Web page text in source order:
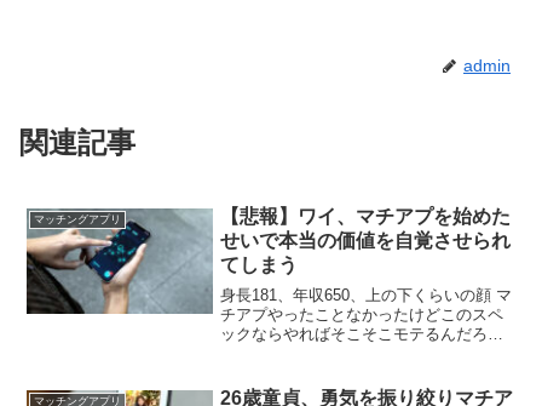
admin
関連記事
マッチングアプリ
【悲報】ワイ、マチアプを始めた
せいで本当の価値を自覚させられ
てしまう
身長181、年収650、上の下くらいの顔 マ
チアプやったことなかったけどこのスペ
ックならやればそこそこモテるんだろう
してワイの顔はかっこ悪いんじゃない
マッチングアプリ
26歳童貞、勇気を振り絞りマチア